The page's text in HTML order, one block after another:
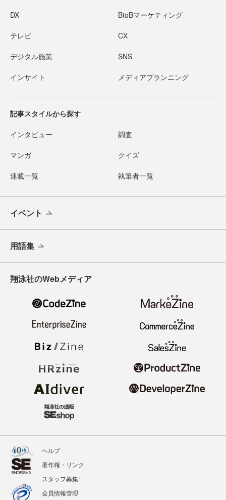
DX BtoBマーケティング
テレビ CX
デジタル施策 SNS
インサイト メディアプランニング
記事スタイルから探す
インタビュー 調査
マンガ クイズ
連載一覧 執筆者一覧
イベント
用語集
翔泳社のWebメディア
ヘルプ
著作権・リンク
スタッフ募集!
会員情報管理